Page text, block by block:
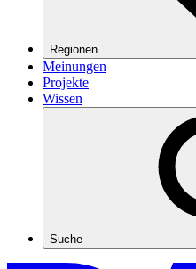
Regionen
Meinungen
Projekte
Wissen
Suche